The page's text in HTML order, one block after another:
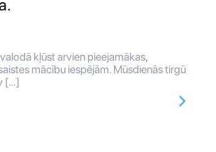
kļūst arvien pieejamākas,
mācību iespējām. Mūsdienās tirgū
[…]